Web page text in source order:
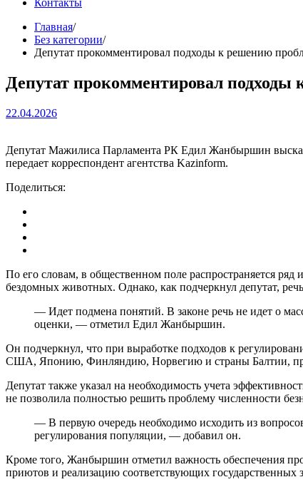
Контакты
Главная
Без категории
Депутат прокомментировал подходы к решению
Депутат прокомментировал
22.04.2026
Депутат Мажилиса Парламента РК Едил Жанбыршин
передает корреспондент агентства Kazinform.
Поделиться:
По его словам, в общественном поле распространяется
бездомных животных. Однако, как подчеркнул депутат,
— Идет подмена понятий. В законе речь не идет о
оценки, — отметил Едил Жанбыршин.
Он подчеркнул, что при выработке подходов к
США, Японию, Финляндию, Норвегию и страны Балтии,
Депутат также указал на необходимость учета
не позволила полностью решить проблему численности
— В первую очередь необходимо исходить из
регулирования популяции, — добавил он.
Кроме того, Жанбыршин отметил важность обеспечения
приютов и реализацию соответствующих государственных